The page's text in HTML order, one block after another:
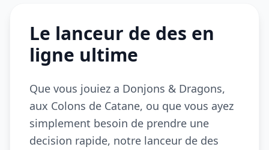
Le lanceur de des en
ligne ultime
Que vous jouiez a Donjons & Dragons,
aux Colons de Catane, ou que vous ayez
simplement besoin de prendre une
decision rapide, notre lanceur de des